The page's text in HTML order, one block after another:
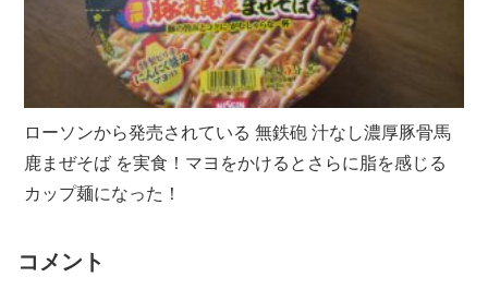
ローソンから発売されている 無鉄砲 汁なし濃厚豚骨馬
鹿まぜそば を実食！マヨをかけるとさらに脂を感じる
カップ麺になった！
コメント